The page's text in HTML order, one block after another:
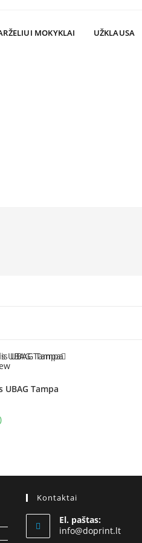
MOKYKLAI UŽKLAUSA
Tampa
Kontaktai
El. paštas:
info@doprint.ltOpens